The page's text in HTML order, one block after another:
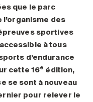
que le parc
l’organisme des
sportives
à tous
d’endurance
cette 16e édition,
se sont à nouveau
pour relever le